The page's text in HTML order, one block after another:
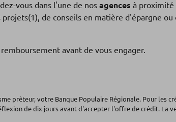
vous dans l'une de nos agences à proximité
de conseils en matière d'épargne
avant de vous engager.
prêteur, votre Banque Populaire Régionale. Pour les
de dix jours avant d'accepter l'offre de crédit. La